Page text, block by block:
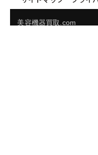
美容機器買取.com